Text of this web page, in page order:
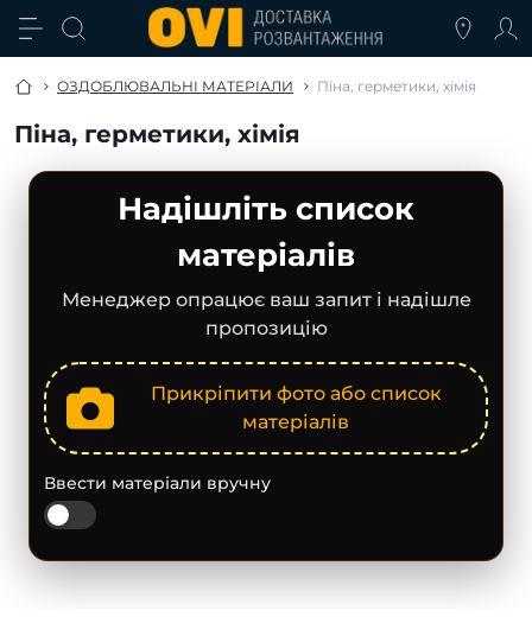
ОЗДОБЛЮВАЛЬНІ МАТЕРІАЛИ Піна, герметики, хімія
Піна, герметики, хімія
Надішліть список
матеріалів
Менеджер опрацює ваш запит і надішле
пропозицію
Прикріпити фото або список
матеріалів
Ввести матеріали вручну
Ім’я